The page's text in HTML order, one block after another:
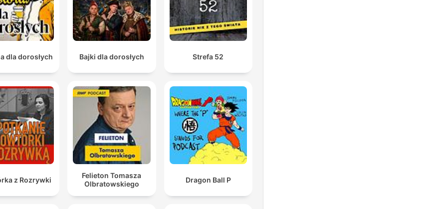
dla dorosłych Bajki dla dorosłych Strefa 52
z Rozrywki
Felieton Tomasza
Olbratowskiego
Dragon Ball P